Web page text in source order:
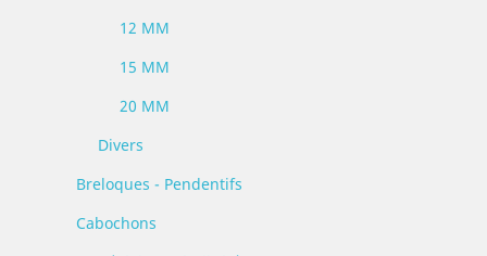
12 MM
15 MM
20 MM
Divers
Breloques - Pendentifs
Cabochons